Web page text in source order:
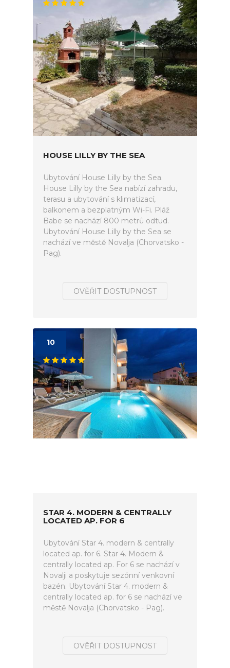
HOUSE LILLY BY THE SEA
Ubytování House Lilly by the Sea.
House Lilly by the Sea nabízí zahradu,
terasu a ubytování s klimatizací,
balkonem a bezplatným Wi-Fi. Pláž
Babe se nachází 800 metrů odtud.
Ubytování House Lilly by the Sea se
nachází ve městě Novalja (Chorvatsko -
Pag).
OVĚŘIT DOSTUPNOST
10
STAR 4. MODERN & CENTRALLY
LOCATED AP. FOR 6
Ubytování Star 4. modern & centrally
located ap. for 6. Star 4. Modern &
centrally located ap. For 6 se nachází v
Novalji a poskytuje sezónní venkovní
bazén. Ubytování Star 4. modern &
centrally located ap. for 6 se nachází ve
městě Novalja (Chorvatsko - Pag).
OVĚŘIT DOSTUPNOST